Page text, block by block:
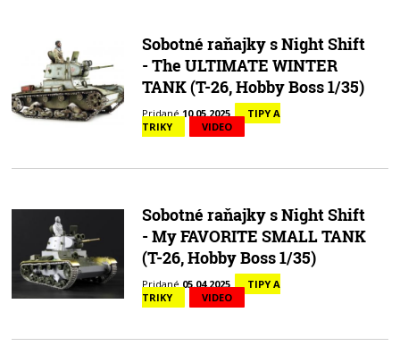
Sobotné raňajky s Night Shift
- The ULTIMATE WINTER
TANK (T-26, Hobby Boss 1/35)
Pridané10.05.2025
TIPY A
TRIKY
VIDEO
Sobotné raňajky s Night Shift
- My FAVORITE SMALL TANK
(T-26, Hobby Boss 1/35)
Pridané05.04.2025
TIPY A
TRIKY
VIDEO